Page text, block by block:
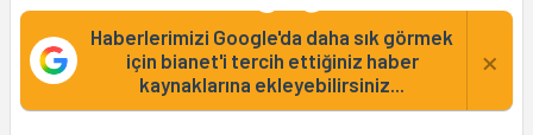
Haberlerimizi Google'da daha sık görmek
için bianet'i tercih ettiğiniz haber
kaynaklarına ekleyebilirsiniz...
×